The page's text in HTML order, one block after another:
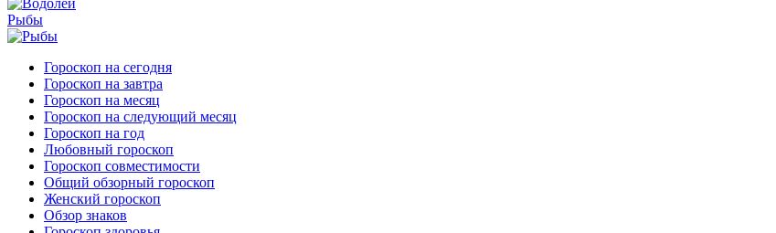
Рыбы
Гороскоп на сегодня
Гороскоп на завтра
Гороскоп на месяц
Гороскоп на следующий месяц
Гороскоп на год
Любовный гороскоп
Гороскоп совместимости
Общий обзорный гороскоп
Женский гороскоп
Обзор знаков